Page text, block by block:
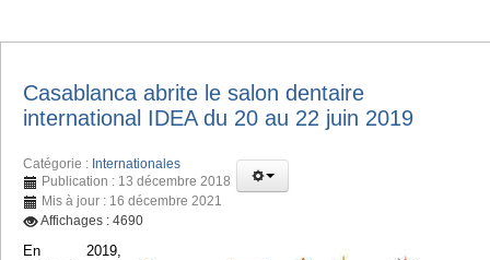
Casablanca abrite le salon dentaire
international IDEA du 20 au 22 juin 2019
Catégorie : Internationales
Publication : 13 décembre 2018
Mis à jour : 16 décembre 2021
Affichages : 4690
En 2019,